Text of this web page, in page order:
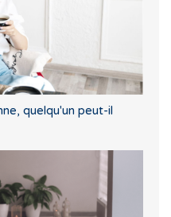
quelqu'un peut-il